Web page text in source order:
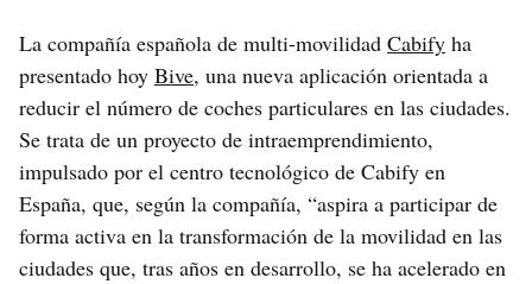
La compañía española de multi-movilidad Cabify ha
presentado hoy Bive, una nueva aplicación orientada a
reducir el número de coches particulares en las ciudades.
Se trata de un proyecto de intraemprendimiento,
impulsado por el centro tecnológico de Cabify en
España, que, según la compañía, “aspira a participar de
forma activa en la transformación de la movilidad en las
ciudades que, tras años en desarrollo, se ha acelerado en